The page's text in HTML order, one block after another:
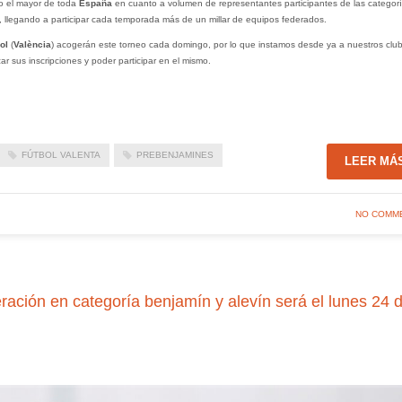
el mayor de toda España en cuanto a volumen de representantes participantes de las
a participar cada temporada más de un millar de equipos federados.
(València) acogerán este torneo cada domingo, por lo que instamos desde ya a nuestros
sus inscripciones y poder participar en el mismo.
FÚTBOL VALENTA PREBENJAMINES LEER
NO
en categoría benjamín y alevín será el lunes 24